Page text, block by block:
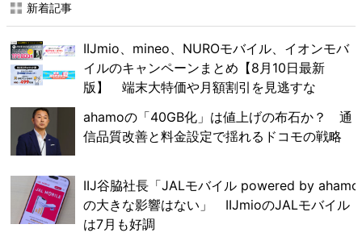
新着記事
IIJmio、mineo、NUROモバイル、イオンモバ
イルのキャンペーンまとめ【8月10日最新
版】 端末大特価や月額割引を見逃すな
ahamoの「40GB化」は値上げの布石か？ 通
信品質改善と料金設定で揺れるドコモの戦略
IIJ谷脇社長「JALモバイル powered by ahamo
の大きな影響はない」 IIJmioのJALモバイル
は7月も好調